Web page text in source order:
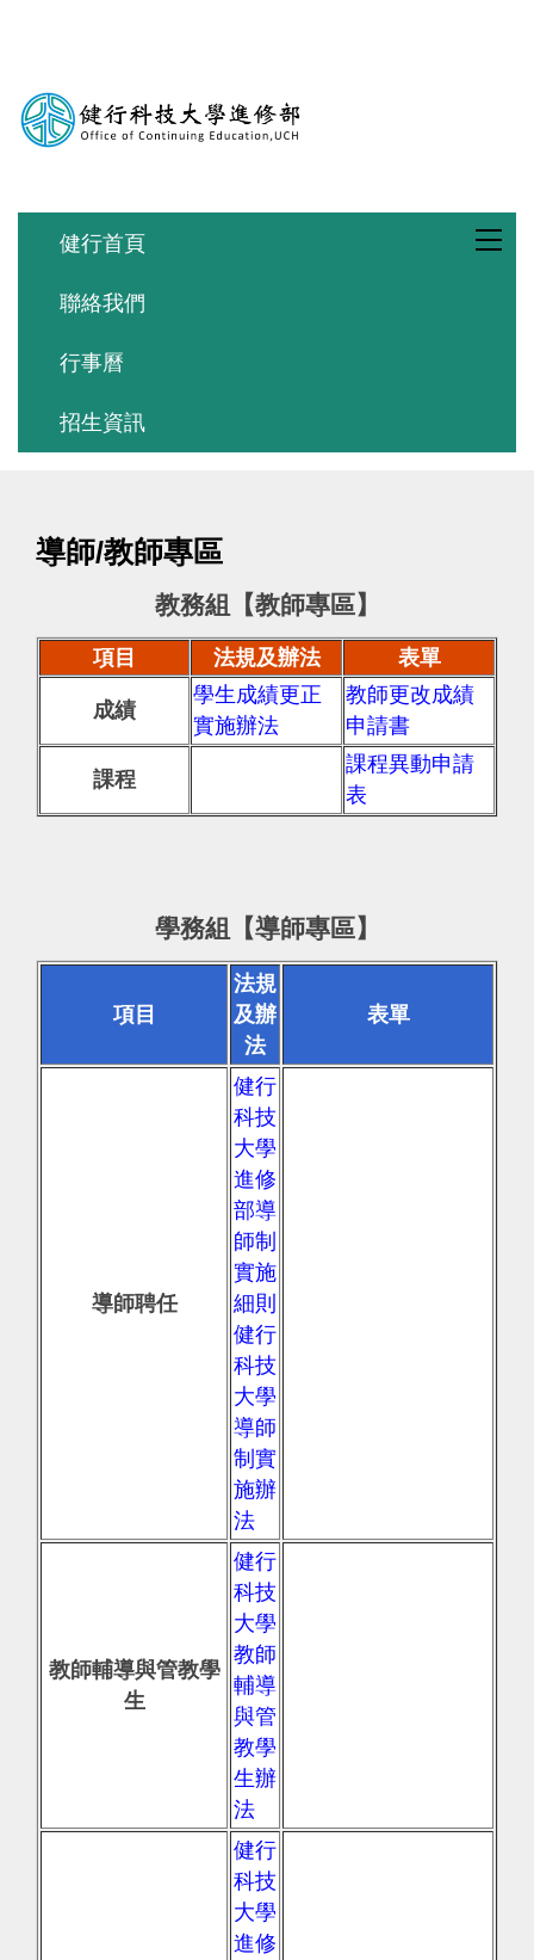
內
容
健行首頁
聯絡我們
行事曆
招生資訊
導師/教師專區
教務組【教師專區】
項目 法規及辦法 表單
成績
學生成績更正
實施辦法
教師更改成績
申請書
課程
課程異動申請
表
學務組【導師專區】
項目
法規
及辦
法
表單
導師聘任
健行
科技
大學
進修
部導
師制
實施
細則
健行
科技
大學
導師
制實
施辦
法
教師輔導與管教學
生
健行
科技
大學
教師
輔導
與管
教學
生辦
法
健行
科技
大學
進修